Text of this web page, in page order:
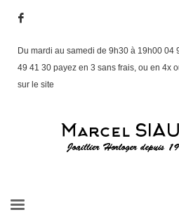
Du mardi au samedi de 9h30 à 19h00 04
49 41 30 payez en 3 sans frais, ou en 4x
sur le site